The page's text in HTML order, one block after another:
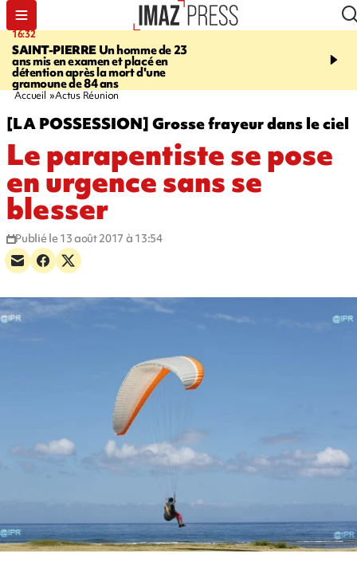
16:32
SAINT-PIERREUn homme de 23
ans mis en examen et placé en
détention après la mort d'une
gramoune de 84 ans
21:08
et Turquie scellent un
Accueil Actus Réunion
[LA POSSESSION] Grosse frayeur dans le ciel
Le parapentiste se pose
en urgence sans se
blesser
Publié le 13 août 2017 à 13:54